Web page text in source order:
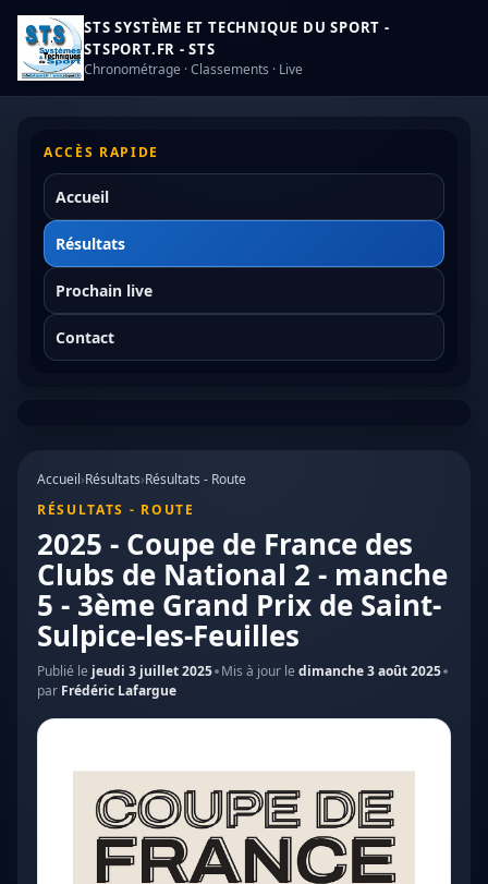
STS SYSTÈME ET TECHNIQUE DU SPORT -
STSPORT.FR - STS
Chronométrage · Classements · Live
ACCÈS RAPIDE
Accueil
Résultats
Prochain live
Contact
Accueil›Résultats›Résultats - Route
RÉSULTATS - ROUTE
2025 - Coupe de France des
Clubs de National 2 - manche
5 - 3ème Grand Prix de Saint-
Sulpice-les-Feuilles
Publié le jeudi 3 juillet 2025 Mis à jour le dimanche 3 août 2025
par Frédéric Lafargue